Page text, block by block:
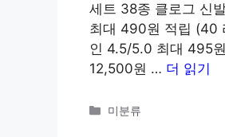
세트 38종 클로그 신
최대 490원 적립 (40
인 4.5/5.0 최대 495
12,500원 … 더 읽기
카
미분류